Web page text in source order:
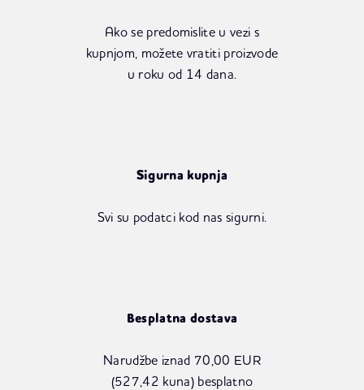
Ako se predomislite u vezi s
kupnjom, možete vratiti proizvode
u roku od 14 dana.
Sigurna kupnja
Svi su podatci kod nas sigurni.
Besplatna dostava
Narudžbe iznad 70,00 EUR
(527,42 kuna) besplatno